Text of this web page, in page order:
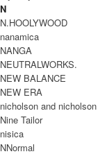
INFORMATION
ブランド名
商品名
型番
カラー
素材
生産国
N
N.HOOLYWOOD
nanamica
NANGA
NEUTRALWORKS.
NEW BALANCE
NEW ERA
nicholson and nicholson
Nine Tailor
nisica
NNormal